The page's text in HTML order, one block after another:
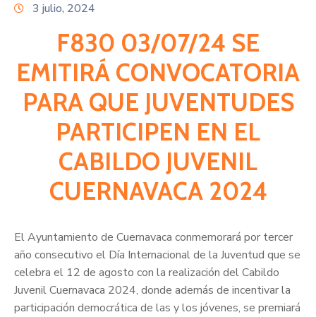
3 julio, 2024
F830 03/07/24 SE
EMITIRÁ CONVOCATORIA
PARA QUE JUVENTUDES
PARTICIPEN EN EL
CABILDO JUVENIL
CUERNAVACA 2024
El Ayuntamiento de Cuernavaca conmemorará por tercer
año consecutivo el Día Internacional de la Juventud que se
celebra el 12 de agosto con la realización del Cabildo
Juvenil Cuernavaca 2024, donde además de incentivar la
participación democrática de las y los jóvenes, se premiará